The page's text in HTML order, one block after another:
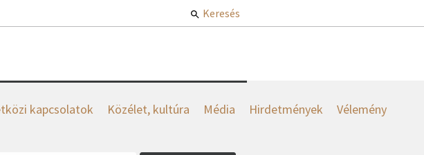
Keresés
kapcsolatok Közélet, kultúra Média Hirdetmények Vélemény